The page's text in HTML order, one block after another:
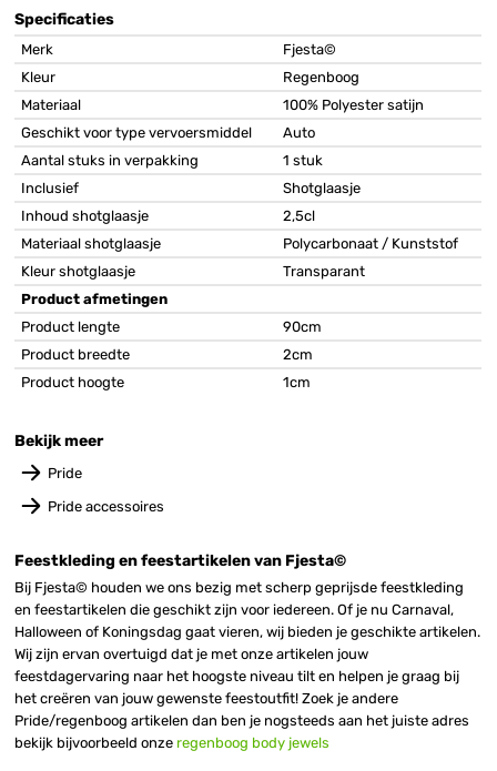
Feestkleding en feestartikelen van Fjesta©
Bij Fjesta© houden we ons bezig met scherp geprijsde feestkleding
en feestartikelen die geschikt zijn voor iedereen. Of je nu Carnaval,
Halloween of Koningsdag gaat vieren, wij bieden je geschikte artikelen.
Wij zijn ervan overtuigd dat je met onze artikelen jouw
feestdagervaring naar het hoogste niveau tilt en helpen je graag bij
het creëren van jouw gewenste feestoutfit! Zoek je andere
Pride/regenboog artikelen dan ben je nogsteeds aan het juiste adres
bekijk bijvoorbeeld onze regenboog body jewels
Bekijk meer
Pride
Pride accessoires
Specificaties
Merk
Fjesta©
Kleur
Regenboog
Materiaal
100% Polyester satijn
Geschikt voor type vervoersmiddel
Auto
Aantal stuks in verpakking
1 stuk
Inclusief
Shotglaasje
Inhoud shotglaasje
2,5cl
Materiaal shotglaasje
Polycarbonaat / Kunststof
Kleur shotglaasje
Transparant
Product afmetingen
Product lengte
90cm
Product breedte
2cm
Product hoogte
1cm